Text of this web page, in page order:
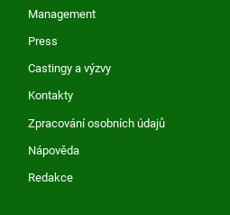
Management
Press
Castingy a výzvy
Kontakty
Zpracování osobních údajů
Nápověda
Redakce